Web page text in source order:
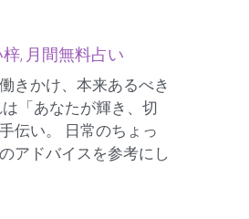
・キーワード」
,月間無料占い
きかけ、本来あるべき
「あなたが輝き、切